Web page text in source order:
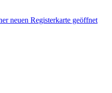
neuen Registerkarte geöffnet